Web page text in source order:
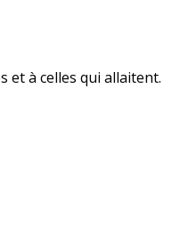
et à celles qui allaitent.